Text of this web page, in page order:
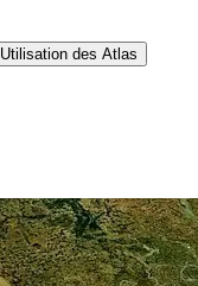
Utilisation des Atlas